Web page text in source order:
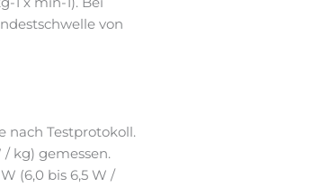
von
nach Testprotokoll.
kg) gemessen.
(6,0 bis 6,5 W /